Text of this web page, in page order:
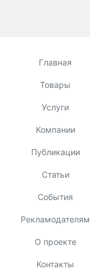
Главная
Товары
Услуги
Компании
Публикации
Статьи
События
Рекламодателям
О проекте
Контакты